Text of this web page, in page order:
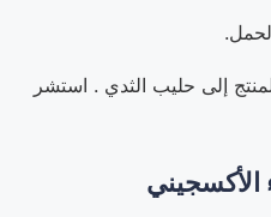
إلى حليب الثدي . استشر
الأكسجيني